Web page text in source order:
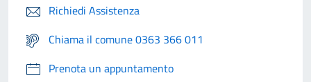
Richiedi Assistenza
Chiama il comune 0363 366 011
Prenota un appuntamento